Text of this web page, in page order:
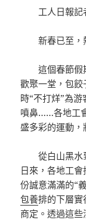
工人日報記
新春已至，
這個春節
歡聚一堂，包
時“不打烊”為
噴鼻……各地工
盛多彩的運動，
從白山黑
日來，各地工
份誠意滿滿的“
包養排的下層實
商定。透過這